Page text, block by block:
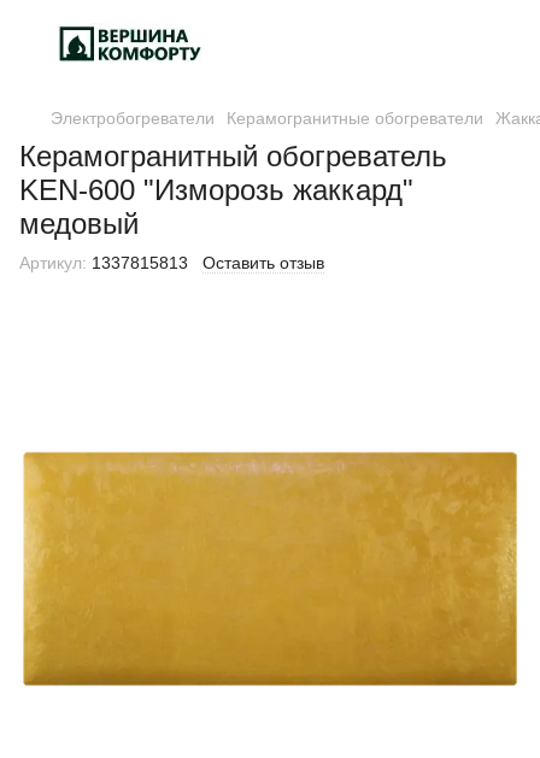
Электробогреватели Керамогранитные обогреватели
Керамогранитный обогреватель
KEN-600 "Изморозь жаккард"
медовый
Артикул: 1337815813 Оставить отзыв